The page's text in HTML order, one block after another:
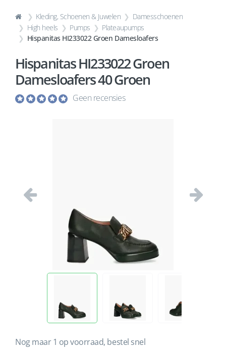
Kleding, Schoenen & Juwelen
Damesschoenen
High heels
Pumps
Plateaupumps
Hispanitas HI233022 Groen Damesloafers
Hispanitas HI233022 Groen
Damesloafers 40 Groen
Geen recensies
Vorige
Nog maar 1 op voorraad, bestel snel